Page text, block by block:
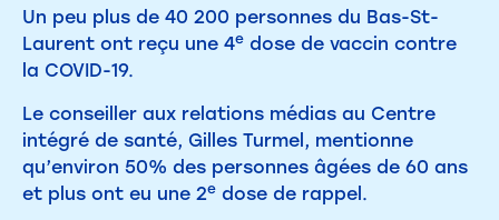
Un peu plus de 40 200 personnes du Bas-St-
Laurent ont reçu une 4e dose de vaccin contre
la COVID-19.
Le conseiller aux relations médias au Centre
intégré de santé, Gilles Turmel, mentionne
qu’environ 50% des personnes âgées de 60 ans
et plus ont eu une 2e dose de rappel.